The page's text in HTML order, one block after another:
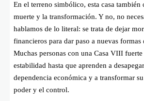
En el terreno simbólico, esta casa también
muerte y la transformación. Y no, no
hablamos de lo literal: se trata de dejar
financieros para dar paso a nuevas formas
Muchas personas con una Casa VIII
estabilidad hasta que aprenden a
dependencia económica y a transformar
poder y el control.